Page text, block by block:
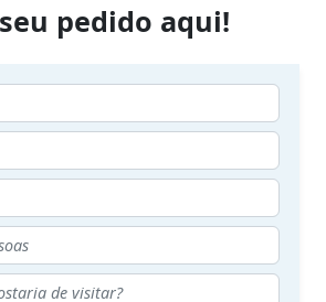
pedido aqui!